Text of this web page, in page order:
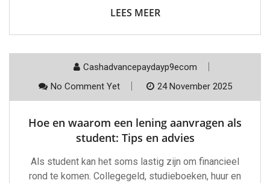
LEES MEER
Cashadvancepaydayp9ecom
No Comment Yet
24 November 2025
Hoe en waarom een lening aanvragen als
student: Tips en advies
Als student kan het soms lastig zijn om financieel
rond te komen. Collegegeld, studieboeken, huur en